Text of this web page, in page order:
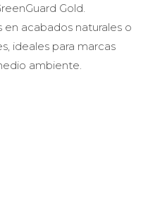
Gold.
en acabados naturales o
ideales para marcas
ambiente.